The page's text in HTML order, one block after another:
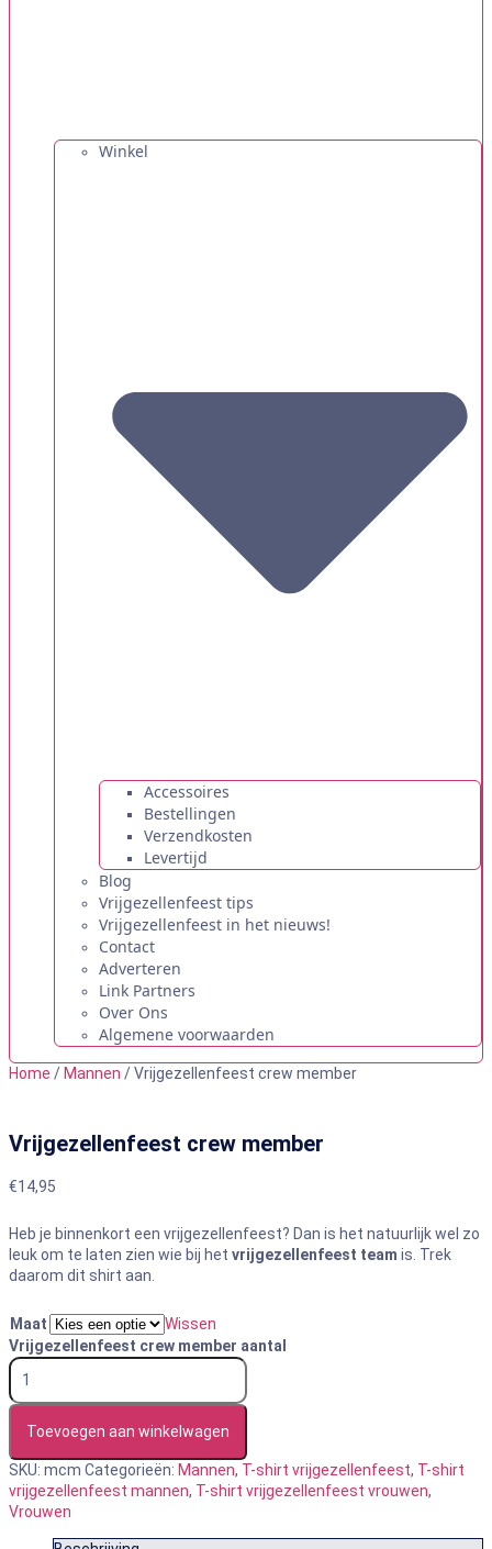
Winkel
Accessoires
Bestellingen
Verzendkosten
Levertijd
Blog
Vrijgezellenfeest tips
Vrijgezellenfeest in het nieuws!
Contact
Adverteren
Link Partners
Over Ons
Algemene voorwaarden
Home / Mannen / Vrijgezellenfeest crew member
Vrijgezellenfeest crew member
€14,95
Heb je binnenkort een vrijgezellenfeest? Dan is het natuurlijk wel zo
leuk om te laten zien wie bij het vrijgezellenfeest team is. Trek
daarom dit shirt aan.
Maat
Wissen
Vrijgezellenfeest crew member aantal
Toevoegen aan winkelwagen
SKU: mcm Categorieën: Mannen, T-shirt vrijgezellenfeest, T-shirt
vrijgezellenfeest mannen, T-shirt vrijgezellenfeest vrouwen,
Vrouwen